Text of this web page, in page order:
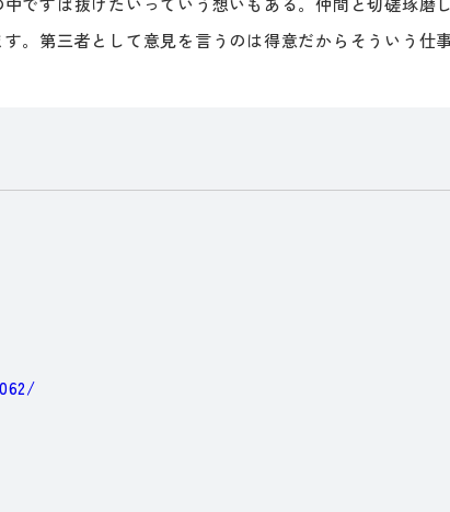
第三者として意見を言うのは得意だからそういう仕事